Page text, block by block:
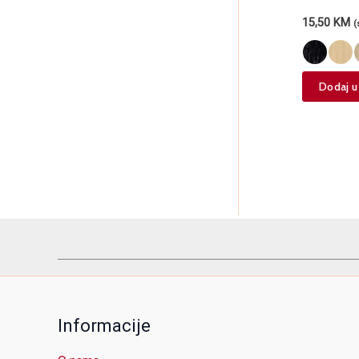
15,50 KM
Dodaj
Informacije